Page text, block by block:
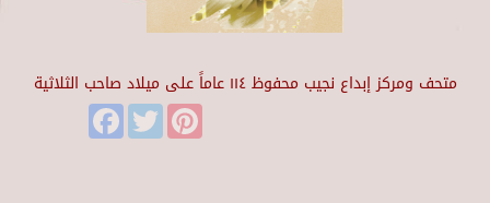
متحف ومركز إبداع نجيب محفوظ ١١٤ عاماً على ميلاد صاحب الثلاثية
FacebookTwitter